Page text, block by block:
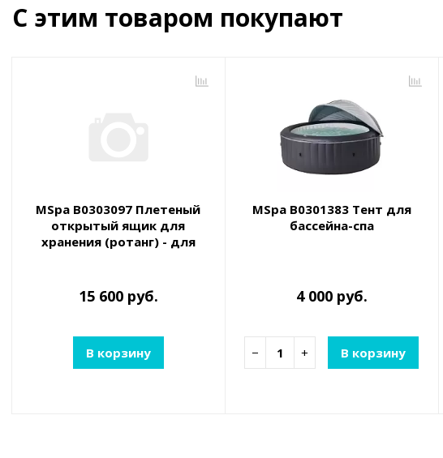
С этим товаром покупают
MSpa B0303097 Плетеный
открытый ящик для
хранения (ротанг) - для
15 600 руб.
В корзину
MSpa B0301383 Тент для
бассейна-спа
4 000 руб.
− + В корзину